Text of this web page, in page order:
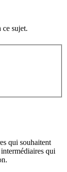
ce sujet.
qui souhaitent
qui